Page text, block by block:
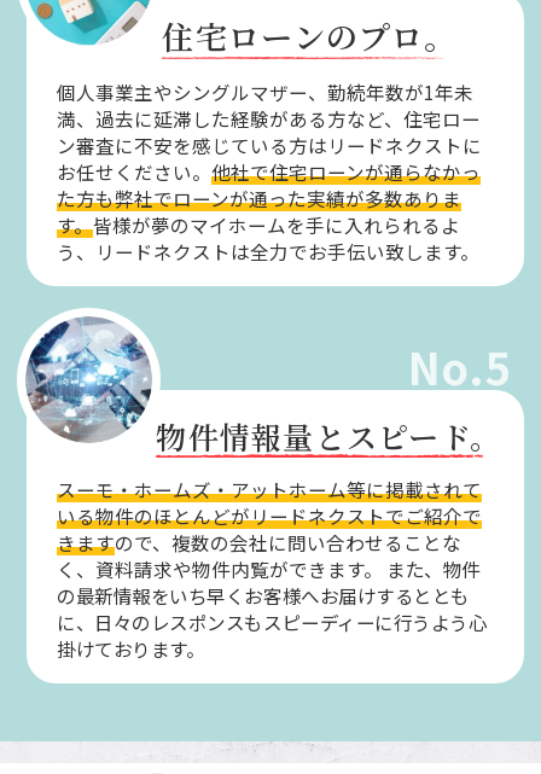
住宅ローンのプロ。
個人事業主やシングルマザー、勤続年数が1年未
満、過去に延滞した経験がある方など、住宅ロー
ン審査に不安を感じている方はリードネクストに
お任せください。他社で住宅ローンが通らなかっ
た方も弊社でローンが通った実績が多数ありま
す。皆様が夢のマイホームを手に入れられるよ
う、リードネクストは全力でお手伝い致します。
No.5
物件情報量とスピード。
スーモ・ホームズ・アットホーム等に掲載されて
いる物件のほとんどがリードネクストでご紹介で
きますので、複数の会社に問い合わせることな
く、資料請求や物件内覧ができます。
また、物件
の最新情報をいち早くお客様へお届けするととも
に、日々のレスポンスもスピーディーに行うよう心
掛けております。